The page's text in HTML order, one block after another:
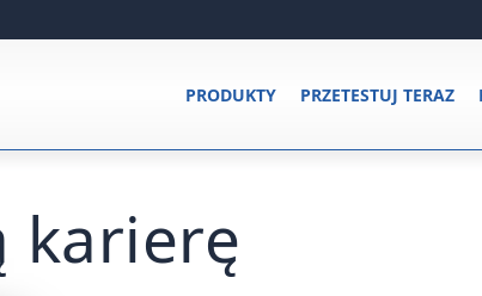
PRZETESTUJ TERAZ
PRODUKTY
karierę